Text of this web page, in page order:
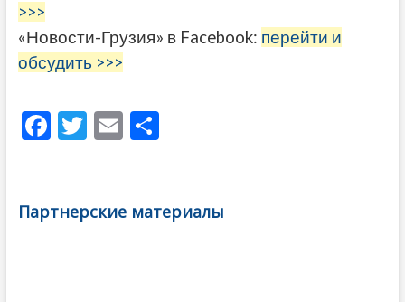
>>>
«Новости-Грузия» в Facebook: перейти и
обсудить >>>
F
b
o
T
er
E
l
О
а
в
Партнерские материалы